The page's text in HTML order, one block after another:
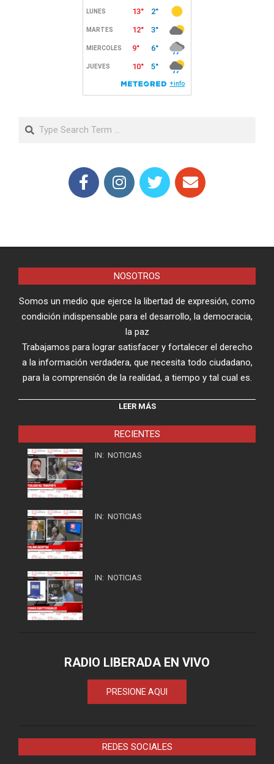
Search
NOSOTROS
Somos un medio que ejerce la libertad de expresión, como
condición indispensable para el desarrollo, la democracia,
la paz
Trabajamos para lograr satisfacer y fortalecer el derecho
a la información verdadera, que necesita todo ciudadano,
para la comprensión de la realidad, a tiempo y tal cual es.
LEER MÁS
RECIENTES
IN: NOTICIAS
IN: NOTICIAS
IN: NOTICIAS
RADIO LIBERADA EN VIVO
PRESIONE AQUI
REDES SOCIALES